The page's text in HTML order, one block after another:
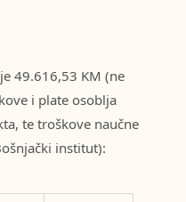
49.616,53 KM (ne
i plate osoblja
te troškove naučne
institut):